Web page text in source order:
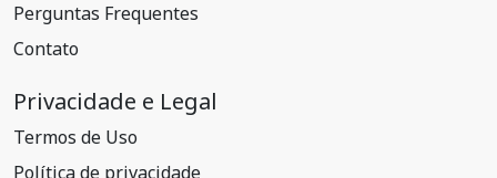
Perguntas Frequentes
Contato
Privacidade e Legal
Termos de Uso
Política de privacidade